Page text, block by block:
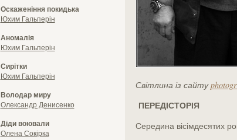
Оскаженіння покидька
Юхим Гальперін
Аномалія
Юхим Гальперін
Сирітки
Юхим Гальперін
Володар миру
Олександр Денисенко
Діди воювали
Олена Сокірка
Світлина із сайту
ПЕРЕДІСТОРІЯ
Середина вісімдесятих